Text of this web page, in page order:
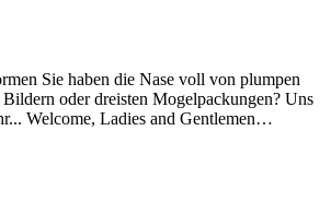
Sie haben die Nase voll von plumpen
oder dreisten Mogelpackungen? Uns
Welcome, Ladies and Gentlemen…